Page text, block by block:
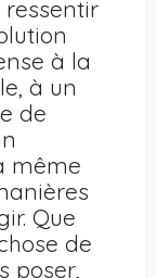
ressentir
à la
à un
de
même
Que
de
poser,